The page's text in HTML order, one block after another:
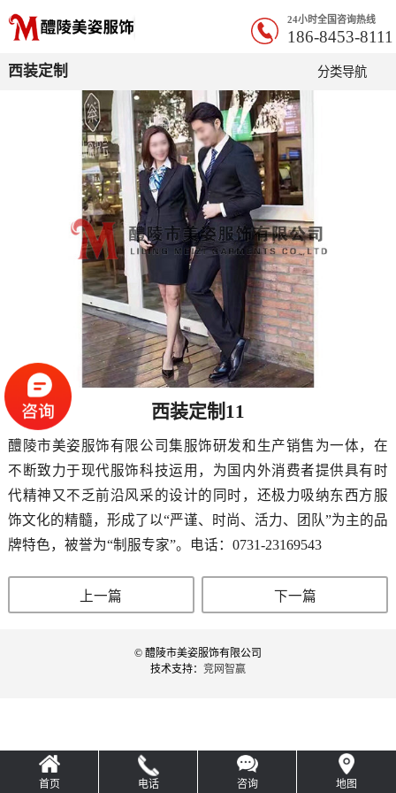
24小时全国咨询热线
186-8453-8111
西装定制 分类导航
西装定制11
醴陵市美姿服饰有限公司集服饰研发和生产销售为一体，在
不断致力于现代服饰科技运用，为国内外消费者提供具有时
代精神又不乏前沿风采的设计的同时，还极力吸纳东西方服
饰文化的精髓，形成了以“严谨、时尚、活力、团队”为主的品
牌特色，被誉为“制服专家”。电话：0731-23169543
上一篇 下一篇
© 醴陵市美姿服饰有限公司
技术支持： 竞网智赢
首页 电话 咨询 地图